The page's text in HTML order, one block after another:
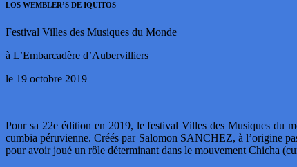
LOS WEMBLER’S DE IQUITOS
Festival Villes des Musiques du Monde
à L’Embarcadère d’Aubervilliers
le 19 octobre 2019
Pour sa 22e édition en 2019, le festival Villes des Musiques du
cumbia péruvienne. Créés par Salomon SANCHEZ, à l’origine
pour avoir joué un rôle déterminant dans le mouvement Chicha